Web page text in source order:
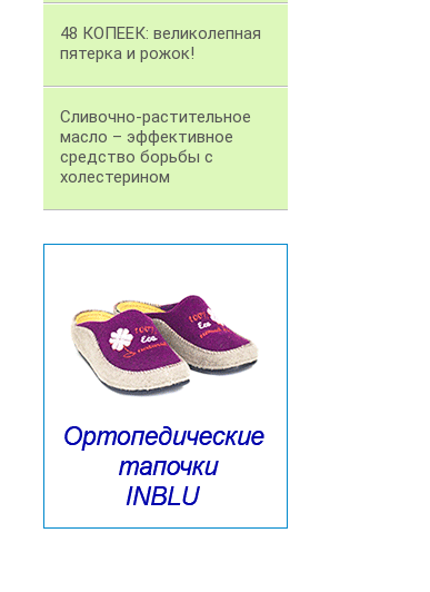
48 КОПЕЕК: великолепная
пятерка и рожок!
Сливочно-растительное
масло – эффективное
средство борьбы с
холестерином